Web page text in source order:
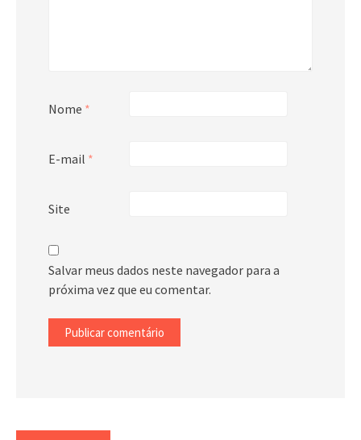
Nome *
E-mail *
Site
Salvar meus dados neste navegador para a
próxima vez que eu comentar.